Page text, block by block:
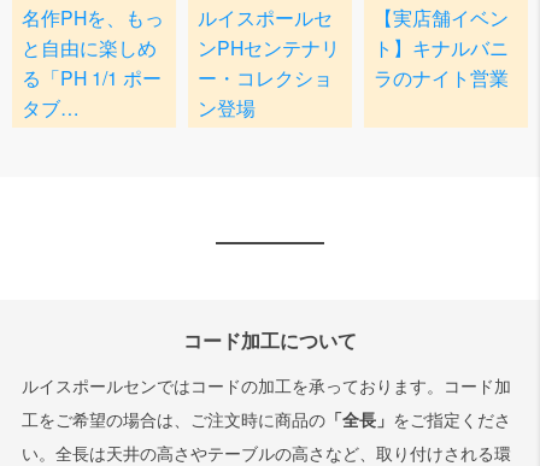
コード加工について
ルイスポールセンではコードの加工を承っております。コード加
工をご希望の場合は、ご注文時に商品の「全長」 をご指定くださ
い。全長は天井の高さやテーブルの高さなど、取り付けされる環